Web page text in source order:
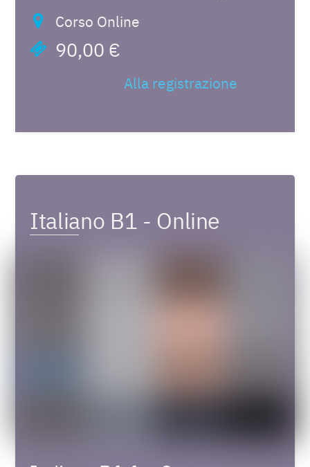
Corso Online
90,00 €
Alla registrazione
Italiano B1 - Online